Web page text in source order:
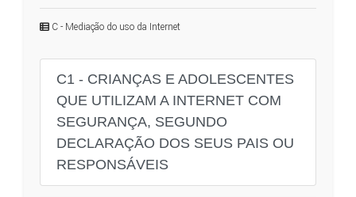
C - Mediação do uso da Internet
C1 - CRIANÇAS E ADOLESCENTES
QUE UTILIZAM A INTERNET COM
SEGURANÇA, SEGUNDO
DECLARAÇÃO DOS SEUS PAIS OU
RESPONSÁVEIS